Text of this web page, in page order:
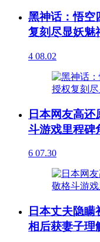
黑神话：悟空
复刻尽显妖魅
4 08.02
日本网友高
斗游戏里程碑
6 07.30
日本丈夫隐
相后获妻子理